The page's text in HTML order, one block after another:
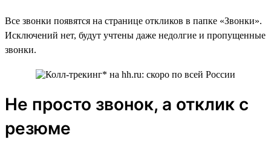
Все звонки появятся на странице откликов в папке «Звонки».
Исключений нет, будут учтены даже недолгие и пропущенные
звонки.
Не просто звонок, а отклик с
резюме